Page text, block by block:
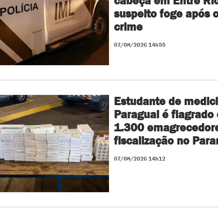
suspeito foge após
crime
07/08/2026 14h55
Estudante de
Paraguai é flagrado
1.300
fiscalização no
07/08/2026 14h12